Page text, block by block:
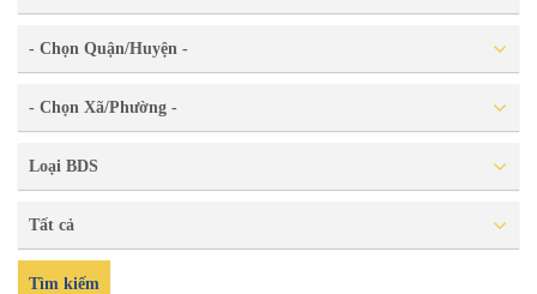
- Chọn Quận/Huyện -
- Chọn Xã/Phường -
Loại BDS
Tất cả
Tìm kiếm